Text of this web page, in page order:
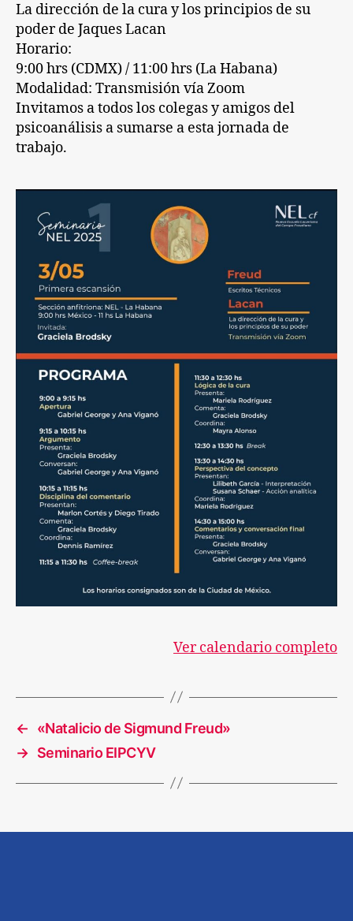
La dirección de la cura y los principios de su
poder de Jaques Lacan
Horario:
9:00 hrs (CDMX) / 11:00 hrs (La Habana)
Modalidad: Transmisión vía Zoom
Invitamos a todos los colegas y amigos del
psicoanálisis a sumarse a esta jornada de
trabajo.
Ver calendario completo
←
«Natalicio de Sigmund Freud»
→ Seminario EIPCYV